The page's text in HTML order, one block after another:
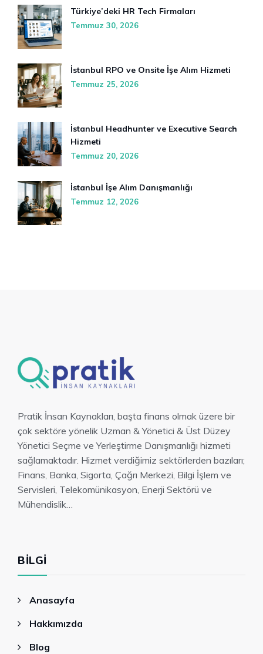
Türkiye’deki HR Tech Firmaları
Temmuz 30, 2026
İstanbul RPO ve Onsite İşe Alım Hizmeti
Temmuz 25, 2026
İstanbul Headhunter ve Executive Search
Hizmeti
Temmuz 20, 2026
İstanbul İşe Alım Danışmanlığı
Temmuz 12, 2026
Pratik İnsan Kaynakları, başta finans olmak üzere bir
çok sektöre yönelik Uzman & Yönetici & Üst Düzey
Yönetici Seçme ve Yerleştirme Danışmanlığı hizmeti
sağlamaktadır. Hizmet verdiğimiz sektörlerden bazıları;
Finans, Banka, Sigorta, Çağrı Merkezi, Bilgi İşlem ve
Servisleri, Telekomünikasyon, Enerji Sektörü ve
Mühendislik…
BILGI
Anasayfa
Hakkımızda
Blog